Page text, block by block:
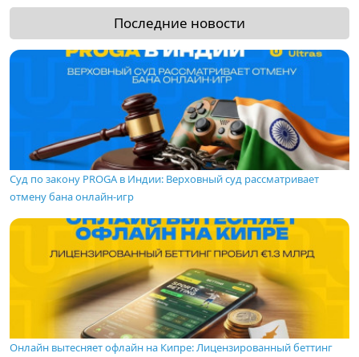
Последние новости
Суд по закону PROGA в Индии: Верховный суд рассматривает
отмену бана онлайн-игр
Онлайн вытесняет офлайн на Кипре: Лицензированный беттинг